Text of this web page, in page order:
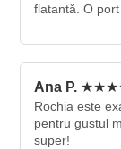
flatantă. O
Ana P.
Rochia este
pentru gustul
super!